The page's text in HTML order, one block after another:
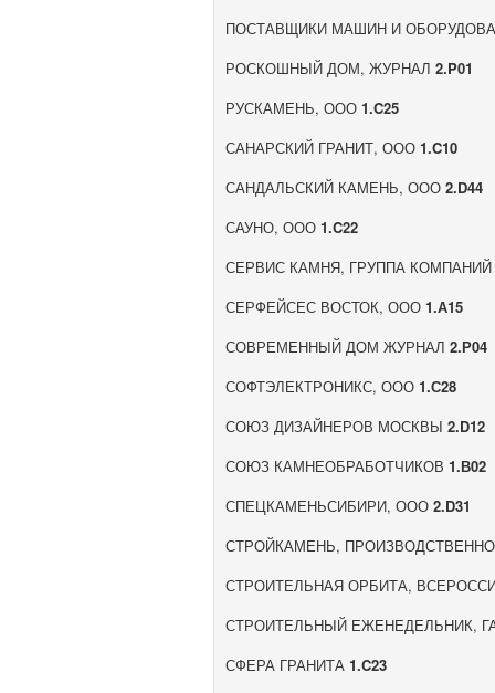
ПОСТАВЩИКИ МАШИН И
РОСКОШНЫЙ ДОМ, ЖУРНАЛ2.P01
РУСКАМЕНЬ, ООО1.C25
САНАРСКИЙ ГРАНИТ, ООО1.C10
САНДАЛЬСКИЙ КАМЕНЬ, ООО2.D44
САУНО, ООО1.C22
СЕРВИС КАМНЯ, ГРУППА
СЕРФЕЙСЕС ВОСТОК, ООО1.А15
СОВРЕМЕННЫЙ ДОМ ЖУРНАЛ2.Р04
СОФТЭЛЕКТРОНИКС, ООО1.С28
СОЮЗ ДИЗАЙНЕРОВ МОСКВЫ2.D12
СОЮЗ КАМНЕОБРАБОТЧИКОВ1.В02
СПЕЦКАМЕНЬСИБИРИ, ООО2.D31
СТРОЙКАМЕНЬ,
СТРОИТЕЛЬНАЯ ОРБИТА,
СТРОИТЕЛЬНЫЙ ЕЖЕНЕДЕЛЬНИК,
СФЕРА ГРАНИТА1.C23